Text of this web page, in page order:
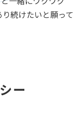
続けたいと願って
ー